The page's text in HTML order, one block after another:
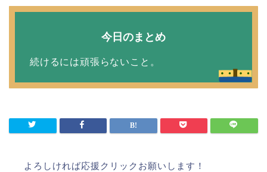
今日のまとめ
続けるには頑張らないこと。
よろしければ応援クリックお願いします！